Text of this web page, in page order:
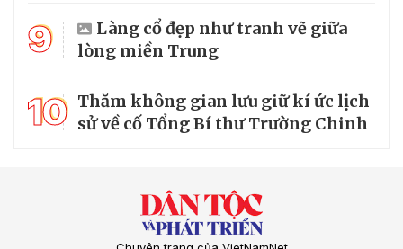
9
Làng cổ đẹp như tranh vẽ giữa
lòng miền Trung
10 Thăm không gian lưu giữ kí ức lịch
sử về cố Tổng Bí thư Trường Chinh